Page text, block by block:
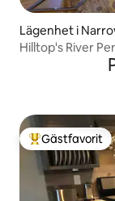
Lägenhet i
Hilltop's River
Populär
Gästfavorit